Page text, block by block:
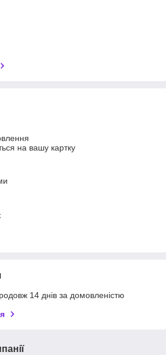
на вашу картку
14 днів за домовленістю